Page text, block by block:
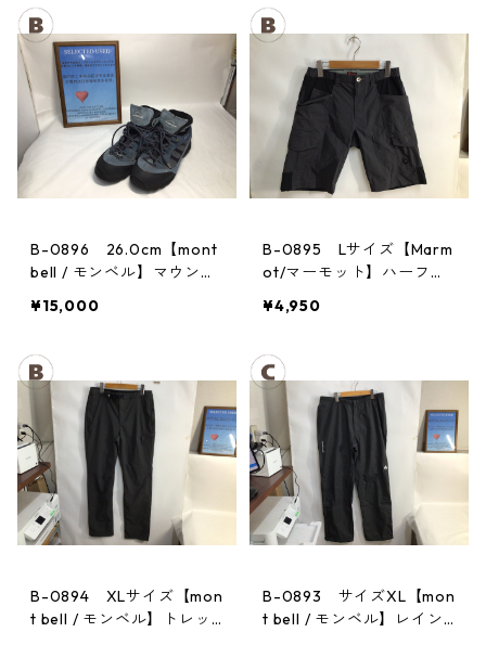
B-0896 26.0cm【mont
bell / モンベル】マウンテ
¥15,000
B-0895 Lサイズ【Marm
ot/マーモット】ハーフパ
Men's DGBK
¥4,950
B-0894 XLサイズ【mon
t bell / モンベル】トレッ
B-0893 サイズXL【mon
t bell / モンベル】レイン